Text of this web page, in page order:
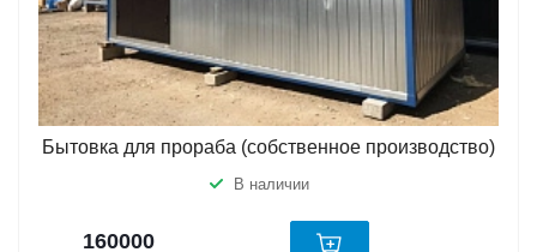
Бытовка для прораба (собственное производство)
В наличии
160000